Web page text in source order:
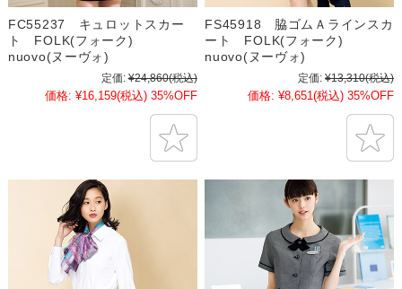
FC55237 キュロットスカー
ト FOLK(フォーク)
nuovo(ヌーヴォ)
定価: ¥24,860(税込)
価格: ¥16,159(税込) 35%OFF
FS45918 脇ゴムＡラインスカ
ート FOLK(フォーク)
nuovo(ヌーヴォ)
定価: ¥13,310(税込)
価格: ¥8,651(税込) 35%OFF